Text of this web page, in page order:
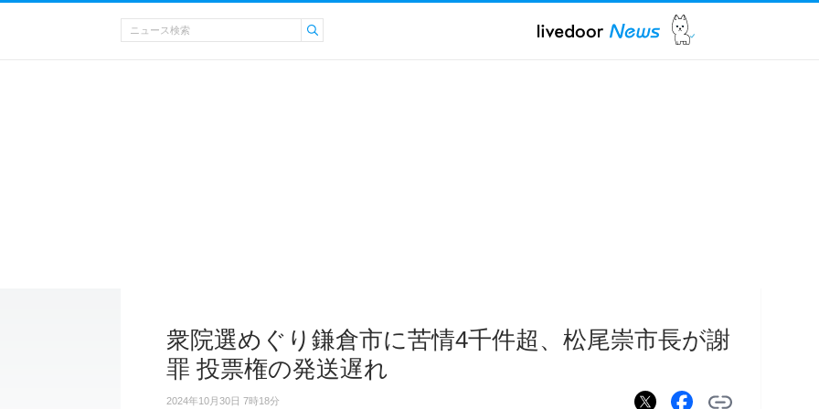
衆院選めぐり鎌倉市に苦情4千件超、松尾崇市長が謝
罪 投票権の発送遅れ
2024年10月30日 7時18分